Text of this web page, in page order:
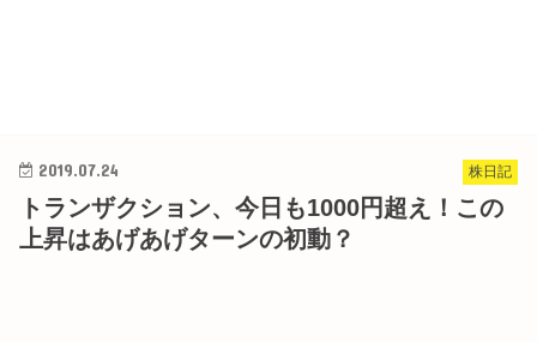
株日記
2019.07.24
トランザクション、今日も1000円超え！この
上昇はあげあげターンの初動？